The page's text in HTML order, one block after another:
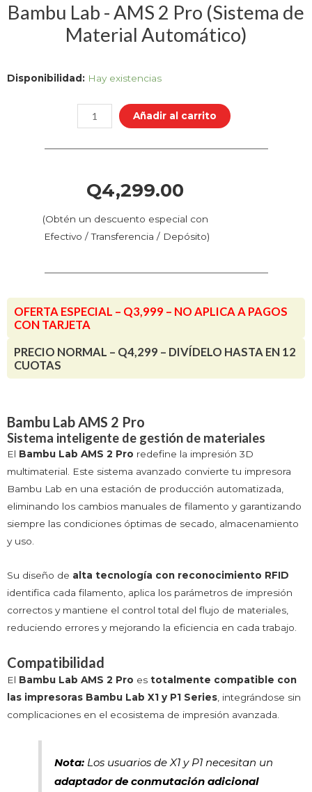
Bambu Lab - AMS 2 Pro (Sistema de
Material Automático)
Disponibilidad: Hay existencias
Bambu
AMS
2
(Sistema
Material
Automático)
Añadir al carrito
Q4,299.00
(Obtén un descuento especial con
Efectivo / Transferencia / Depósito)
OFERTA ESPECIAL – Q3,999 – NO APLICA A PAGOS
CON TARJETA
PRECIO NORMAL – Q4,299 – DIVÍDELO HASTA EN 12
CUOTAS
Bambu Lab AMS 2 Pro
Sistema inteligente de gestión de materiales
El Bambu Lab AMS 2 Pro redefine la impresión 3D
multimaterial. Este sistema avanzado convierte tu impresora
Bambu Lab en una estación de producción automatizada,
eliminando los cambios manuales de filamento y garantizando
siempre las condiciones óptimas de secado, almacenamiento
y uso.
Su diseño de alta tecnología con reconocimiento RFID
identifica cada filamento, aplica los parámetros de impresión
correctos y mantiene el control total del flujo de materiales,
reduciendo errores y mejorando la eficiencia en cada trabajo.
Compatibilidad
El Bambu Lab AMS 2 Pro es totalmente compatible con
las impresoras Bambu Lab X1 y P1 Series , integrándose sin
complicaciones en el ecosistema de impresión avanzada.
Nota: Los usuarios de X1 y P1 necesitan un
adaptador de conmutación adicional